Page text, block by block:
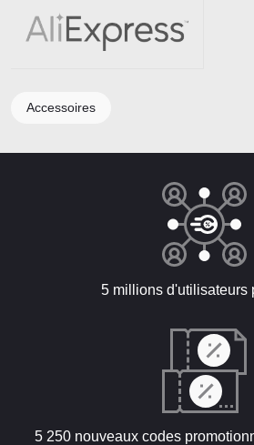
Accessoires
5 millions d'utilisateurs
5 250 nouveaux codes